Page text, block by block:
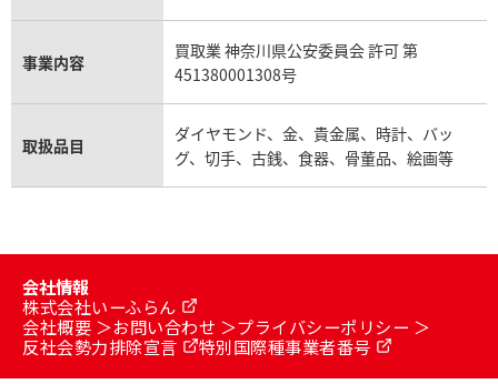
事業内容
買取業 神奈川県公安委員会 許可 第
451380001308号
取扱品目
ダイヤモンド、金、貴金属、時計、バッ
グ、切手、古銭、食器、骨董品、絵画等
会社情報
株式会社いーふらん
会社概要
お問い合わせ
プライバシーポリシー
反社会勢力排除宣言
特別国際種事業者番号